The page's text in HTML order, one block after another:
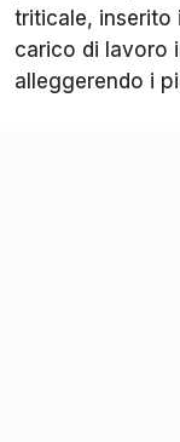
triticale, inserito
carico di lavoro
alleggerendo i